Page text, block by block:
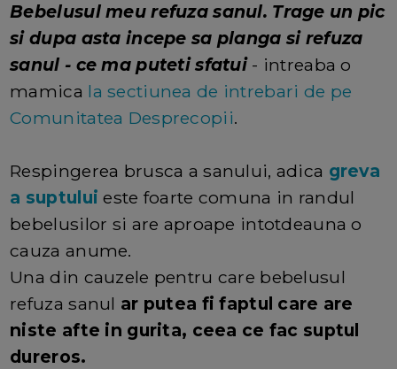
Bebelusul meu refuza sanul. Trage un pic
si dupa asta incepe sa planga si refuza
sanul - ce ma puteti sfatui - intreaba o
mamica la sectiunea de intrebari de pe
Comunitatea Desprecopii.
Respingerea brusca a sanului, adica greva
a suptului este foarte comuna in randul
bebelusilor si are aproape intotdeauna o
cauza anume.
Una din cauzele pentru care bebelusul
refuza sanul ar putea fi faptul care are
niste afte in gurita, ceea ce fac suptul
dureros.